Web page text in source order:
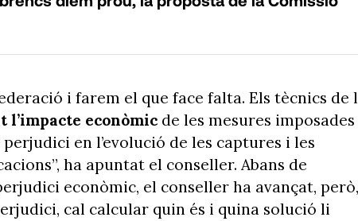
i farem el que face falta. Els tècnics de
l’impacte econòmic de les mesures imposades
en l’evolució de les captures i les
ha apuntat el conseller. Abans de
econòmic, el conseller ha avançat, però,
cal calcular quin és i quina solució li